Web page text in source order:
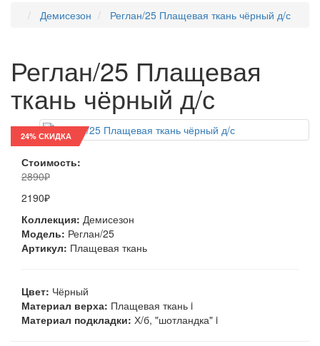
Демисезон Реглан/25 Плащевая ткань чёрный д/с
Реглан/25 Плащевая
ткань чёрный д/с
24% СКИДКА
Стоимость:
2890₽
2190₽
Коллекция: Демисезон
Модель: Реглан/25
Артикул: Плащевая ткань
Цвет: Чёрный
Материал верха: Плащевая ткань i
Материал подкладки: Х/б, "шотландка" i